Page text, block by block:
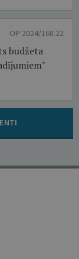
OP 2024/168.22
budžeta